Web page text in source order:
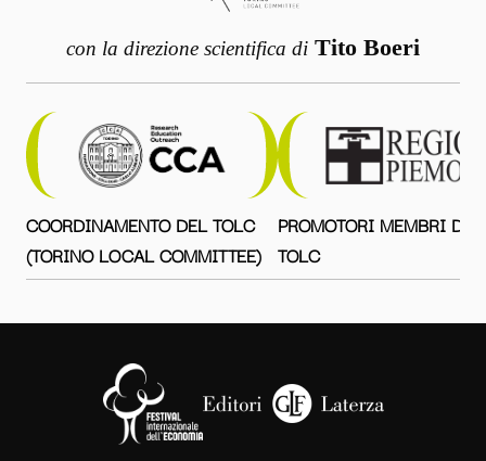
con la direzione scientifica di Tito Boeri
COORDINAMENTO DEL TOLC
(TORINO LOCAL COMMITTEE)
PROMOTORI MEMBRI DEL
TOLC